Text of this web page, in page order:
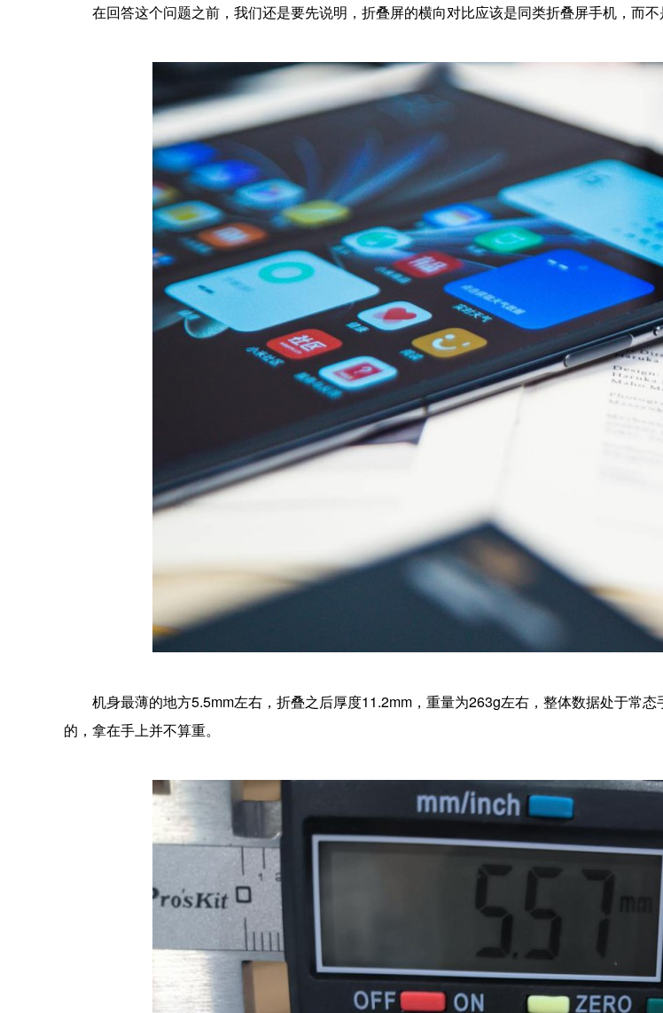
在回答这个问题之前，我们还是要先说明，折叠屏的横向对比应该是同类折叠屏手机，而
机身最薄的地方5.5mm左右，折叠之后厚度11.2mm，重量为263g左右，整体数据处于常
的，拿在手上并不算重。